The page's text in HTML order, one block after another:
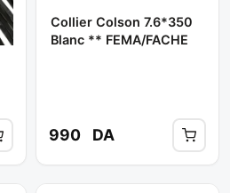
Collier Colson 7.6*350
Blanc ** FEMA/FACHE
990 DA